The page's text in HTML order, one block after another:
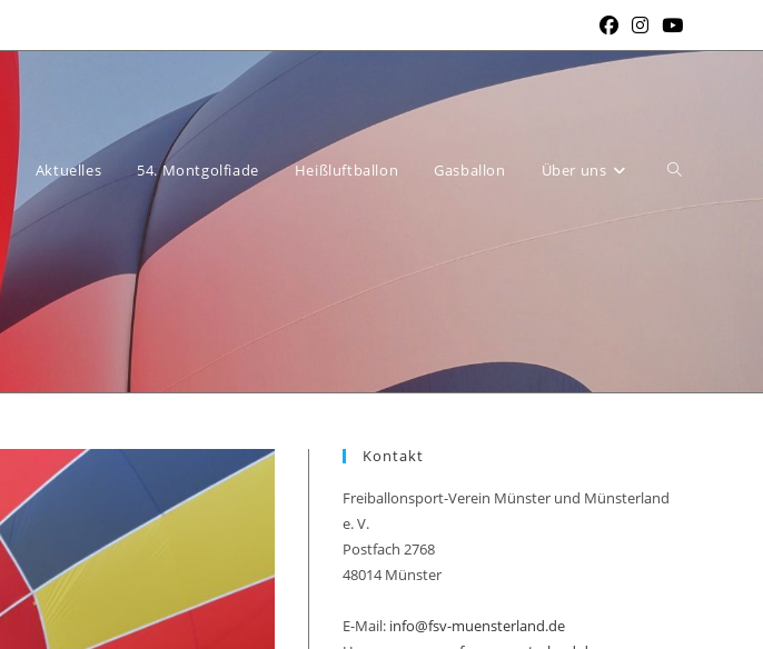
Aktuelles 54. Montgolfiade Heißluftballon Gasballon Über uns Website-
Suche
Kontakt
Freiballonsport-Verein Münster und Münsterland
e. V.
Postfach 2768
48014 Münster
E-Mail: info@fsv-muensterland.de